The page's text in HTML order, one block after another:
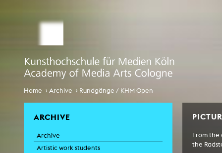
Home › Archive › Rundgänge / KHM Open
From the
the
ARCHIVE
Archive
Artistic work students
Student office
Application
Info Day
International
EcoSenda